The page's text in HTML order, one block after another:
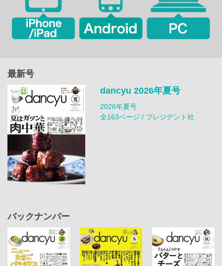
最新号
dancyu 2026年夏号
2026年夏号
全163ページ / プレジデント社
バックナンバー